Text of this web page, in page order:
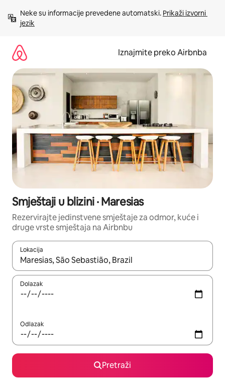
sadržaj
Neke su informacije prevedene automatski. Prikaži izvorni
jezik
Iznajmite preko Airbnba
Smještaji u blizini · Maresias
Rezervirajte jedinstvene smještaje za odmor, kuće i
druge vrste smještaja na Airbnbu
Lokacija
Kada budu dostupni rezultati, moći ćete ih pregledati
Dolazak
Odlazak
Pretraži